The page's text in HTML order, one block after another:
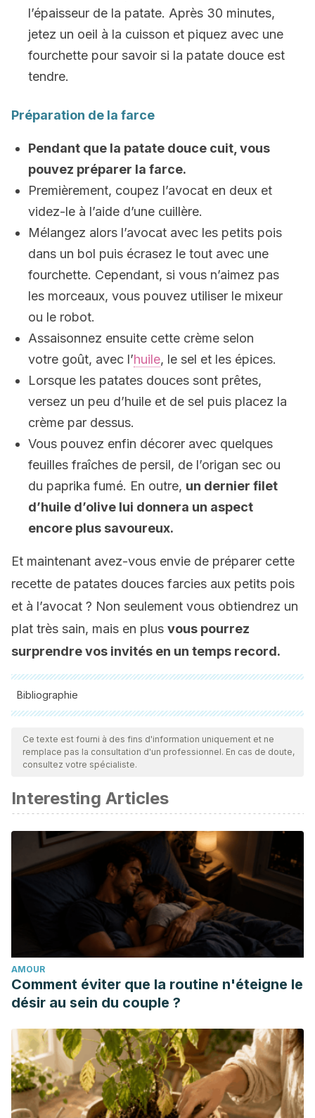
l’épaisseur de la patate. Après 30 minutes,
jetez un oeil à la cuisson et piquez avec une
fourchette pour savoir si la patate douce est
tendre.
Préparation de la farce
Pendant que la patate douce cuit, vous
pouvez préparer la farce.
Premièrement, coupez l’avocat en deux et
videz-le à l’aide d’une cuillère.
Mélangez alors l’avocat avec les petits pois
dans un bol puis écrasez le tout avec une
fourchette. Cependant, si vous n’aimez pas
les morceaux, vous pouvez utiliser le mixeur
ou le robot.
Assaisonnez ensuite cette crème selon
votre goût, avec l’huile, le sel et les épices.
Lorsque les patates douces sont prêtes,
versez un peu d’huile et de sel puis placez la
crème par dessus.
Vous pouvez enfin décorer avec quelques
feuilles fraîches de persil, de l’origan sec ou
du paprika fumé. En outre, un dernier filet
d’huile d’olive lui donnera un aspect
encore plus savoureux.
Et maintenant avez-vous envie de préparer cette
recette de patates douces farcies aux petits pois
et à l’avocat ? Non seulement vous obtiendrez un
plat très sain, mais en plus vous pourrez
surprendre vos invités en un temps record.
Bibliographie
Toutes les sources citées ont été examinées en profondeur
par notre équipe pour garantir leur qualité, leur fiabilité, leur
actualité et leur validité. La bibliographie de cet article a été
ou scientifique
Wang, S., Nie, S., & Zhu, F. (2016).Chemical constituents
and health effects of sweet potato.Food Research
International. https://doi.org/10.1016/j.foodres.2016.08.032
Cowan, A. K., & Wolstenholme, B. N. (2015). Avocado.
In
Encyclopedia of Food and Health.
https://doi.org/10.1016/B978-0-12-384947-2.00049-0
Dahl, W. J., Foster, L. M., & Tyler, R. T. (2012).
Review of the
health benefits of peas (Pisum sativum L.).British Journal of
Nutrition. https://doi.org/10.1017/S0007114512000852
Ce texte est fourni à des fins d'information uniquement et ne
remplace pas la consultation d'un professionnel. En cas de doute,
consultez votre spécialiste.
Interesting Articles
AMOUR
Comment éviter que la routine n'éteigne le
désir au sein du couple ?